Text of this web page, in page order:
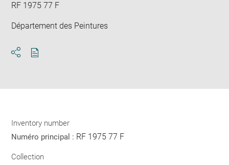
RF 1975 77 F
Département des Peintures
Inventory number
Numéro principal : RF 1975 77 F
Collection